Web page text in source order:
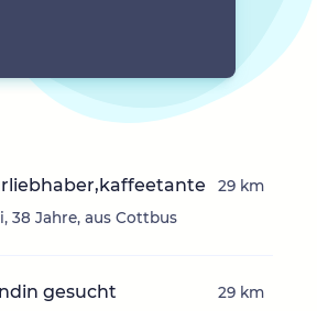
38 Jahre, aus Cottbus
29 km
gesucht 29 km